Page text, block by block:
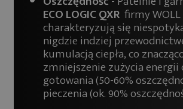
ECO LOGIC QXR firmy WOLL
charakteryzują się
nigdzie indziej
kumulacją ciepła, co
zmniejszenie zużycia energii
gotowania (50-60%
pieczenia (ok. 90%